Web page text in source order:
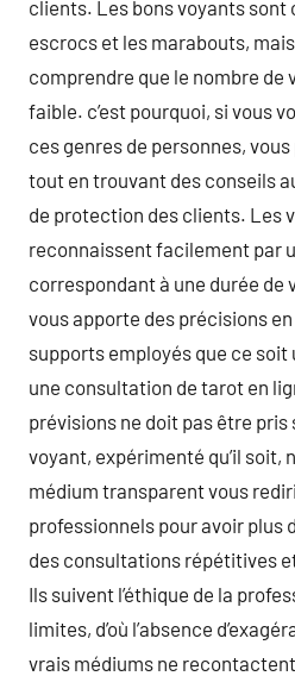
clients. Les bons voyants sont
escrocs et les marabouts,
comprendre que le nombre de
faible. c’est pourquoi, si vous
ces genres de personnes,
tout en trouvant des conseils
de protection des clients. Les
reconnaissent facilement par
correspondant à une durée de
vous apporte des précisions
supports employés que ce soit
une consultation de tarot en
prévisions ne doit pas être
voyant, expérimenté qu’il soit,
médium transparent vous
professionnels pour avoir plus
des consultations répétitives
Ils suivent l’éthique de la
limites, d’où l’absence
vrais médiums ne